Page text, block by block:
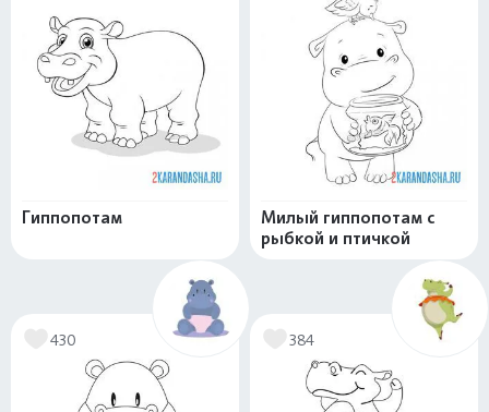
Гиппопотам
Милый гиппопотам с
рыбкой и птичкой
430 384